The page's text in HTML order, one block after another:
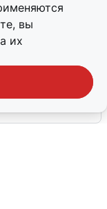
вы
их